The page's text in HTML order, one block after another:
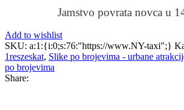
Jamstvo povrata novca u
Add to wishlist
SKU: a:1:{i:0;s:76:"https://www.NY-taxi";}
1reszeskat, Slike po brojevima - urbane
po brojevima
Share: